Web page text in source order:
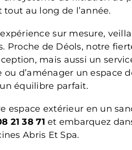
au long de l’année.
sur mesure,
de Déols, notre
mais aussi un
d’aménager un espace
équilibre parfait.
espace extérieur en un
21 38 71 et embarquez
Abris Et Spa.